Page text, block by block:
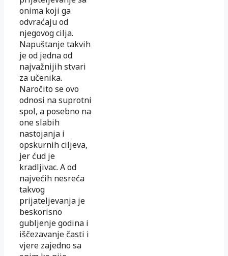
onima koji ga
odvraćaju od
njegovog cilja.
Napuštanje takvih
je od jedna od
najvažnijih stvari
za učenika.
Naročito se ovo
odnosi na suprotni
spol, a posebno na
one slabih
nastojanja i
opskurnih ciljeva,
jer ćud je
kradljivac. A od
najvećih nesreća
takvog
prijateljevanja je
beskorisno
gubljenje godina i
iščezavanje časti i
vjere zajedno sa